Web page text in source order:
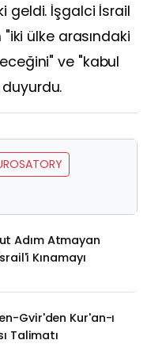
geldi. İşgalci İsrail
"iki ülke arasındaki
ve "kabul
Adım Atmayan
Kınamayı
Gvir'den Kur'an-ı
Talimatı